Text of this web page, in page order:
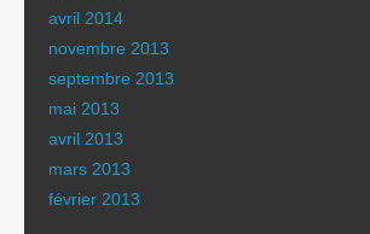
avril 2014
novembre 2013
septembre 2013
mai 2013
avril 2013
mars 2013
février 2013